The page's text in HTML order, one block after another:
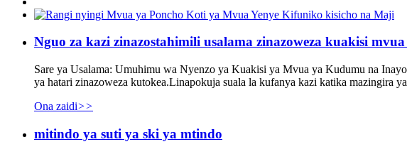
Nguo za kazi zinazostahimili usalama zinazoweza kuakisi
Sare ya Usalama: Umuhimu wa Nyenzo ya Kuakisi ya Mvua ya Kudumu na
ya hatari zinazoweza kutokea.Linapokuja suala la kufanya kazi katika mazingira
Ona zaidi>>
mitindo ya suti ya ski ya mtindo